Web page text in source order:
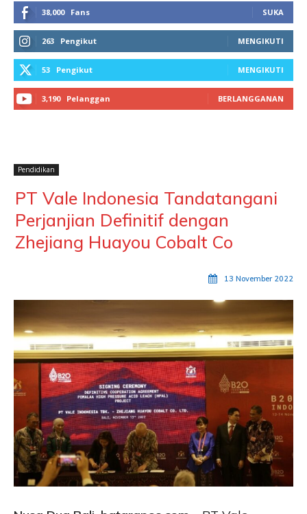
38,000 Fans SUKA
263 Pengikut MENGIKUTI
53 Pengikut MENGIKUTI
3,190 Pelanggan BERLANGGANAN